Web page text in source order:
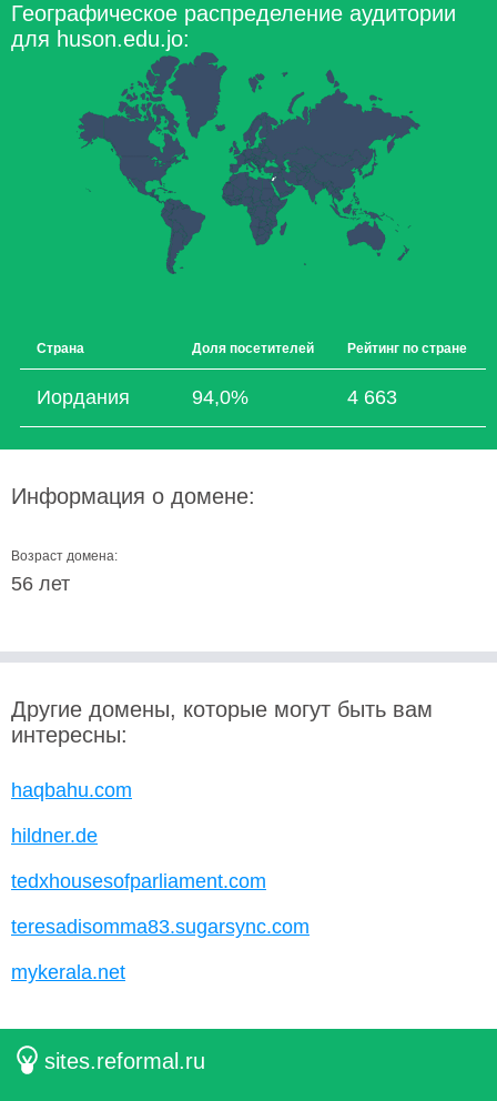
Географическое распределение аудитории
для huson.edu.jo:
Страна Доля посетителей Рейтинг по стране
Иордания 94,0% 4 663
Информация о домене:
Возраст домена:
56 лет
Другие домены, которые могут быть вам
интересны:
haqbahu.com
hildner.de
tedxhousesofparliament.com
teresadisomma83.sugarsync.com
mykerala.net
sites.reformal.ru